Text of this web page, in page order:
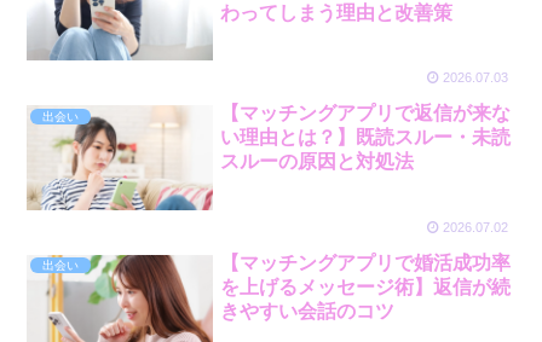
わってしまう理由と改善策
2026.07.03
出会い
【マッチングアプリで返信が来な
い理由とは？】既読スルー・未読
スルーの原因と対処法
2026.07.02
出会い
【マッチングアプリで婚活成功率
を上げるメッセージ術】返信が続
きやすい会話のコツ